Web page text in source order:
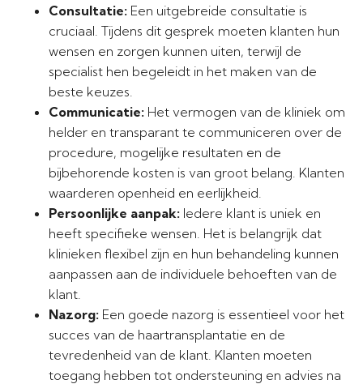
Consultatie: Een uitgebreide consultatie is
cruciaal. Tijdens dit gesprek moeten klanten hun
wensen en zorgen kunnen uiten, terwijl de
specialist hen begeleidt in het maken van de
beste keuzes.
Communicatie: Het vermogen van de kliniek om
helder en transparant te communiceren over de
procedure, mogelijke resultaten en de
bijbehorende kosten is van groot belang. Klanten
waarderen openheid en eerlijkheid.
Persoonlijke aanpak: Iedere klant is uniek en
heeft specifieke wensen. Het is belangrijk dat
klinieken flexibel zijn en hun behandeling kunnen
aanpassen aan de individuele behoeften van de
klant.
Nazorg: Een goede nazorg is essentieel voor het
succes van de haartransplantatie en de
tevredenheid van de klant. Klanten moeten
toegang hebben tot ondersteuning en advies na